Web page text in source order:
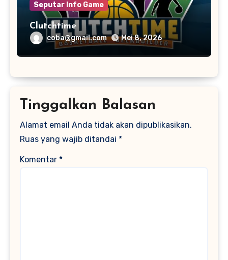
Seputar Info Game
Clutchtime
coba@gmail.com Mei 8, 2026
Tinggalkan Balasan
Alamat email Anda tidak akan dipublikasikan.
Ruas yang wajib ditandai *
Komentar *